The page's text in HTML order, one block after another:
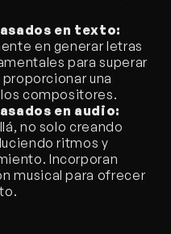
en texto:
en generar letras
para superar
una
compositores.
en audio:
no solo creando
ritmos y
Incorporan
musical para ofrecer